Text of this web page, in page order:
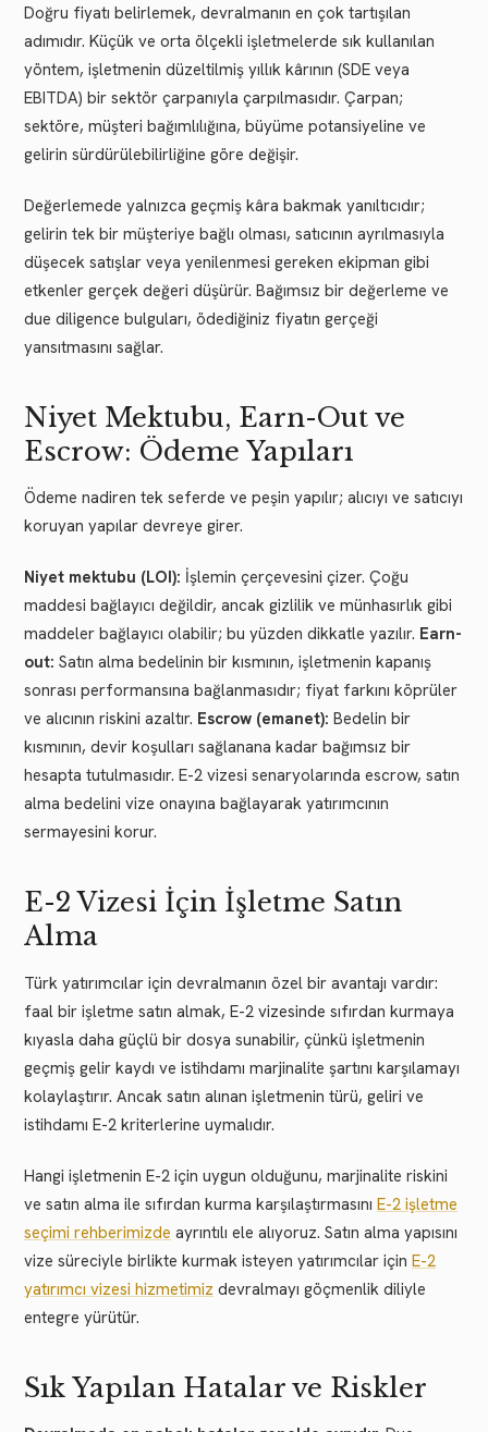
Doğru fiyatı belirlemek, devralmanın en çok tartışılan
adımıdır. Küçük ve orta ölçekli işletmelerde sık kullanılan
yöntem, işletmenin düzeltilmiş yıllık kârının (SDE veya
EBITDA) bir sektör çarpanıyla çarpılmasıdır. Çarpan;
sektöre, müşteri bağımlılığına, büyüme potansiyeline ve
gelirin sürdürülebilirliğine göre değişir.
Değerlemede yalnızca geçmiş kâra bakmak yanıltıcıdır;
gelirin tek bir müşteriye bağlı olması, satıcının ayrılmasıyla
düşecek satışlar veya yenilenmesi gereken ekipman gibi
etkenler gerçek değeri düşürür. Bağımsız bir değerleme ve
due diligence bulguları, ödediğiniz fiyatın gerçeği
yansıtmasını sağlar.
Niyet Mektubu, Earn-Out ve
Escrow: Ödeme Yapıları
Ödeme nadiren tek seferde ve peşin yapılır; alıcıyı ve satıcıyı
koruyan yapılar devreye girer.
Niyet mektubu (LOI): İşlemin çerçevesini çizer. Çoğu
maddesi bağlayıcı değildir, ancak gizlilik ve münhasırlık gibi
maddeler bağlayıcı olabilir; bu yüzden dikkatle yazılır. Earn-
out: Satın alma bedelinin bir kısmının, işletmenin kapanış
sonrası performansına bağlanmasıdır; fiyat farkını köprüler
ve alıcının riskini azaltır. Escrow (emanet): Bedelin bir
kısmının, devir koşulları sağlanana kadar bağımsız bir
hesapta tutulmasıdır. E-2 vizesi senaryolarında escrow, satın
alma bedelini vize onayına bağlayarak yatırımcının
sermayesini korur.
E-2 Vizesi İçin İşletme Satın
Alma
Türk yatırımcılar için devralmanın özel bir avantajı vardır:
faal bir işletme satın almak, E-2 vizesinde sıfırdan kurmaya
kıyasla daha güçlü bir dosya sunabilir, çünkü işletmenin
geçmiş gelir kaydı ve istihdamı marjinalite şartını karşılamayı
kolaylaştırır. Ancak satın alınan işletmenin türü, geliri ve
istihdamı E-2 kriterlerine uymalıdır.
Hangi işletmenin E-2 için uygun olduğunu, marjinalite riskini
ve satın alma ile sıfırdan kurma karşılaştırmasını E-2 işletme
seçimi rehberimizde ayrıntılı ele alıyoruz. Satın alma yapısını
vize süreciyle birlikte kurmak isteyen yatırımcılar için E-2
yatırımcı vizesi hizmetimiz devralmayı göçmenlik diliyle
entegre yürütür.
Sık Yapılan Hatalar ve Riskler